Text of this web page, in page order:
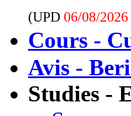
(UPD 06/08/2026
Cours -
Avis -
Studies -